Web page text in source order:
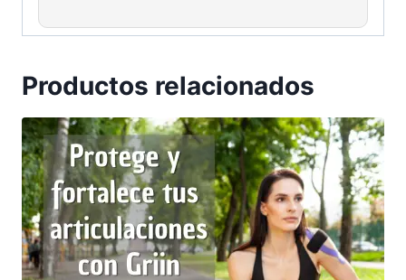
o
i
g
i
a
l
e
r
a
o
t
u
a
e
s
$
3
Productos relacionados